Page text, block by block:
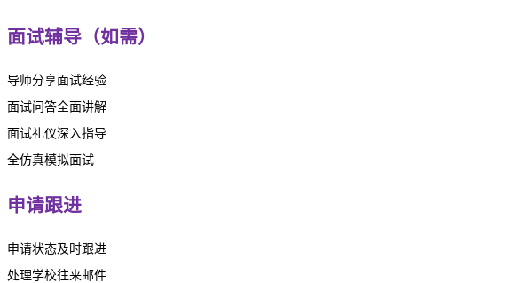
面试辅导（如需）
导师分享面试经验
面试问答全面讲解
面试礼仪深入指导
全仿真模拟面试
申请跟进
申请状态及时跟进
处理学校往来邮件